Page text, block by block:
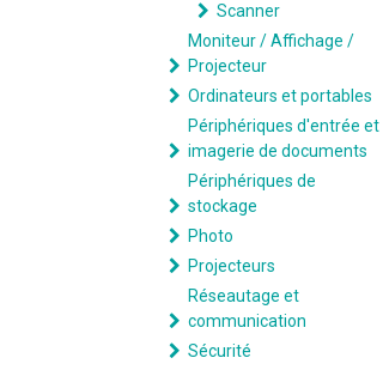
Scanner
Moniteur / Affichage /
Projecteur
Ordinateurs et portables
Périphériques d'entrée et
imagerie de documents
Périphériques de
stockage
Photo
Projecteurs
Réseautage et
communication
Sécurité